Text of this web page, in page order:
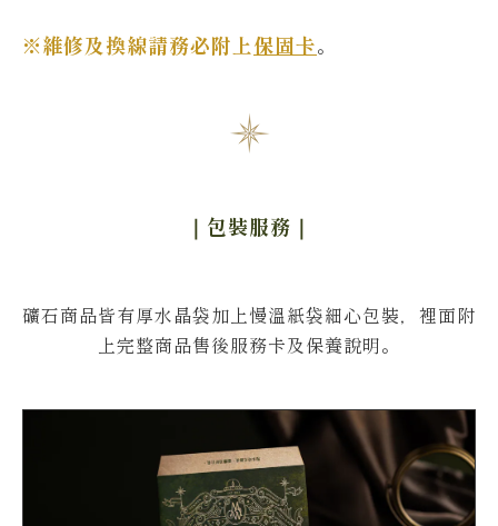
※維修及換線請務必附上保固卡。
｜包裝服務 ｜
礦石商品皆有厚水晶袋加上慢溫紙袋細心包裝，裡面附
上完整商品售後服務卡及保養說明。